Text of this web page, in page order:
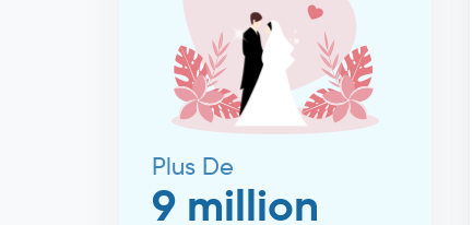
Plus De
9 million